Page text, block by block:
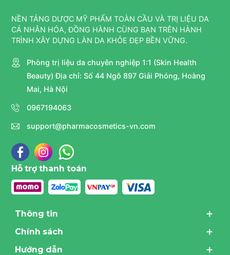
NỀN TẢNG DƯỢC MỸ PHẨM TOÀN CẦU VÀ TRỊ LIỆU DA
CÁ NHÂN HÓA, ĐỒNG HÀNH CÙNG BẠN TRÊN HÀNH
TRÌNH XÂY DỰNG LÀN DA KHỎE ĐẸP BỀN VỮNG.
Phòng trị liệu da chuyên nghiệp 1:1 (Skin Health
Beauty) Địa chỉ: Số 44 Ngõ 897 Giải Phóng, Hoàng
Mai, Hà Nội
0967194063
support@pharmacosmetics-vn.com
Hỗ trợ thanh toán
Thông tin
Chính sách
Hướng dẫn